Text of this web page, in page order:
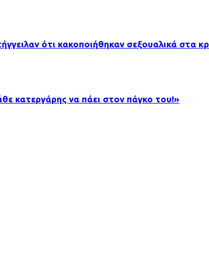
ότι κακοποιήθηκαν σεξουαλικά στα
κατεργάρης να πάει στον πάγκο του!»